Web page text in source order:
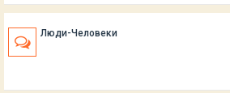
Люди-Человеки